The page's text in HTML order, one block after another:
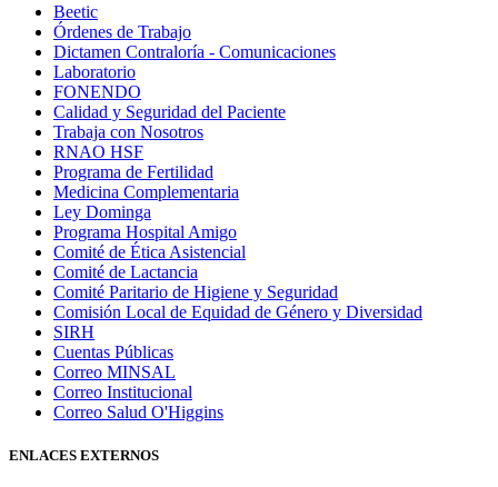
Beetic
Órdenes de Trabajo
Dictamen Contraloría - Comunicaciones
Laboratorio
FONENDO
Calidad y Seguridad del Paciente
Trabaja con Nosotros
RNAO HSF
Programa de Fertilidad
Medicina Complementaria
Ley Dominga
Programa Hospital Amigo
Comité de Ética Asistencial
Comité de Lactancia
Comité Paritario de Higiene y Seguridad
Comisión Local de Equidad de Género y Diversidad
SIRH
Cuentas Públicas
Correo MINSAL
Correo Institucional
Correo Salud O'Higgins
ENLACES EXTERNOS